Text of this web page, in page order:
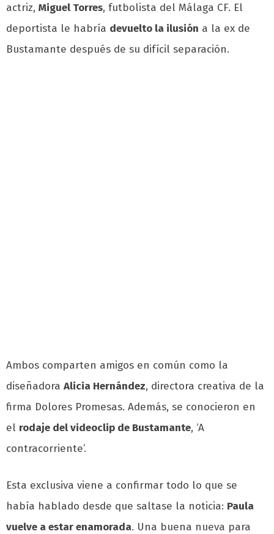
actriz, Miguel Torres, futbolista del Málaga CF. El
deportista le habría devuelto la ilusión a la ex de
Bustamante después de su difícil separación.
Ambos comparten amigos en común como la
diseñadora Alicia Hernández, directora creativa de la
firma Dolores Promesas. Además, se conocieron en
el rodaje del videoclip de Bustamante, ‘A
contracorriente’.
Esta exclusiva viene a confirmar todo lo que se
había hablado desde que saltase la noticia: Paula
vuelve a estar enamorada. Una buena nueva para